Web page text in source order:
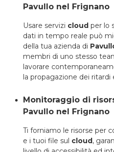
Pavullo nel Frignano
Usare servizi cloud per lo
dati in tempo reale può
della tua azienda di
membri di uno stesso
lavorare
la propagazione dei
Monitoraggio di
Pavullo nel Frignano
Ti forniamo le risorse per
e i tuoi file sul cloud,